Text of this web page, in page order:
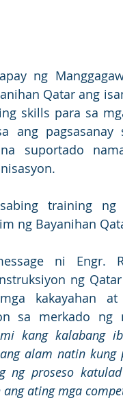
ng
Qatar ang
skills para sa
ang
suportado
training
ng Bayanihan
ni Engr.
ng
kakayahan
sa merkado ng
kang kalabang
alam natin
ng proseso
ating mga